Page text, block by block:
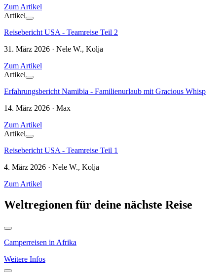
Zum Artikel
Artikel
Reisebericht USA - Teamreise Teil 2
31. März 2026 · Nele W., Kolja
Zum Artikel
Artikel
Erfahrungsbericht Namibia - Familienurlaub mit Gracious Whisp
14. März 2026 · Max
Zum Artikel
Artikel
Reisebericht USA - Teamreise Teil 1
4. März 2026 · Nele W., Kolja
Zum Artikel
Weltregionen für deine nächste Reise
Camperreisen in Afrika
Weitere Infos